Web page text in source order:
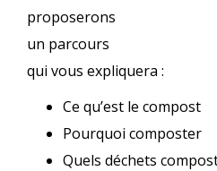
proposerons
un parcours
qui vous expliquera :
Ce qu’est le compost
Pourquoi composter
Quels déchets